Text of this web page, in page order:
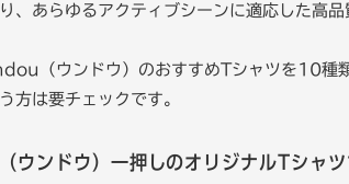
、あらゆるアクティブシーンに適応した高品
（ウンドウ）のおすすめTシャツを10種
方は要チェックです。
ンドウ）一押しのオリジナルTシャ